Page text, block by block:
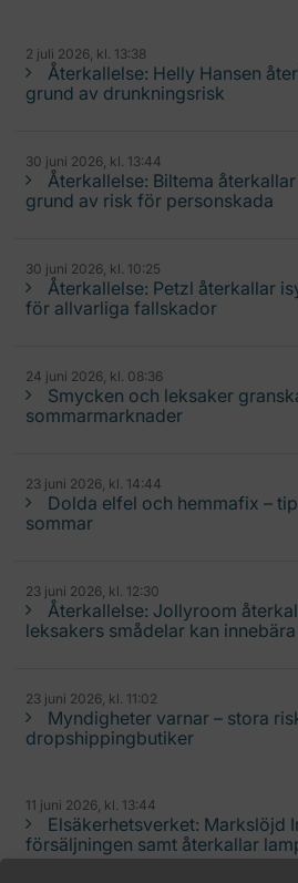
2 juli 2026, kl. 13:38
Återkallelse: Helly Hansen
grund av drunkningsrisk
30 juni 2026, kl. 13:44
Återkallelse: Biltema
grund av risk för personskada
30 juni 2026, kl. 10:25
Återkallelse: Petzl återkallar
för allvarliga fallskador
24 juni 2026, kl. 08:36
Smycken och leksaker
sommarmarknader
23 juni 2026, kl. 14:44
Dolda elfel och hemmafix –
sommar
23 juni 2026, kl. 12:30
Återkallelse: Jollyroom
leksakers smådelar kan
23 juni 2026, kl. 11:02
Myndigheter varnar – stora
dropshippingbutiker
11 juni 2026, kl. 13:44
Elsäkerhetsverket: Markslöjd
försäljningen samt återkallar